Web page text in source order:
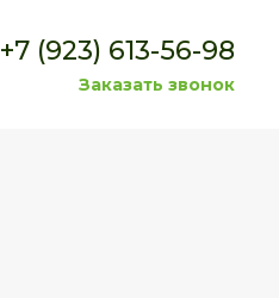
+7 (923) 613-56-98
Заказать звонок